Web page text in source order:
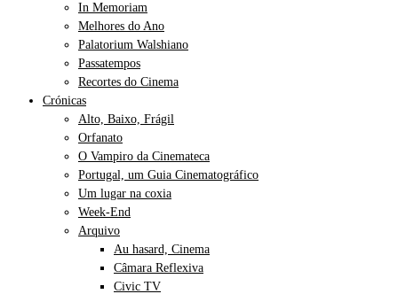
In Memoriam
Melhores do Ano
Palatorium Walshiano
Passatempos
Recortes do Cinema
Crónicas
Alto, Baixo, Frágil
Orfanato
O Vampiro da Cinemateca
Portugal, um Guia Cinematográfico
Um lugar na coxia
Week-End
Arquivo
Au hasard, Cinema
Câmara Reflexiva
Civic TV